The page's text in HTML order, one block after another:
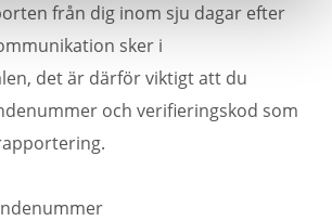
från dig inom sju dagar efter
sker i
det är därför viktigt att du
och verifieringskod som